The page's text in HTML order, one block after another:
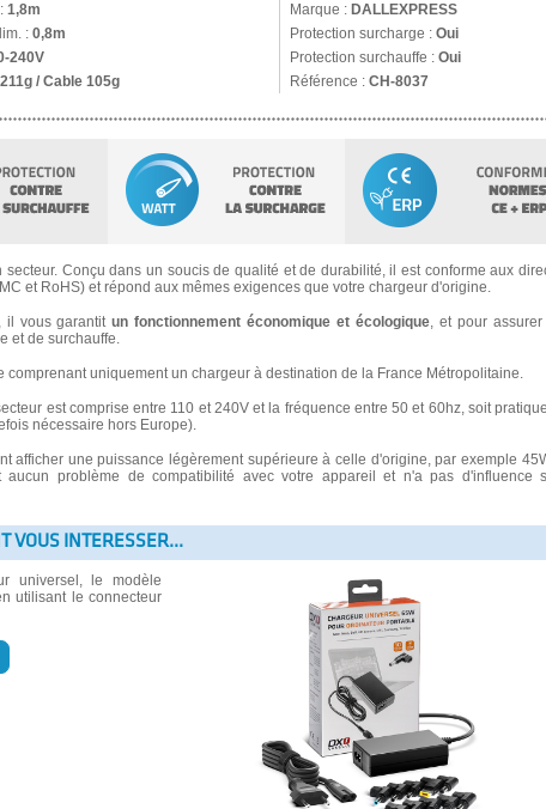
1,8m Marque : DALLEXPRESS
: 0,8m Protection surcharge : Oui
240V Protection surchauffe : Oui
/ Cable 105g Référence : CH-8037
secteur. Conçu dans un soucis de qualité et de durabilité, il est conforme aux
et RoHS) et répond aux mêmes exigences que votre chargeur d'origine.
il vous garantitun fonctionnement économique et écologique, et pour assurer
et de surchauffe.
comprenant uniquement un chargeur à destination de la France Métropolitaine.
est comprise entre 110 et 240V et la fréquence entre 50 et 60hz, soit
nécessaire hors Europe).
afficher une puissance légèrement supérieure à celle d'origine, par exemple
problème de compatibilité avec votre appareil et n'a pas d'influence
VOUS INTERESSER...
universel, le modèle
utilisant le connecteur